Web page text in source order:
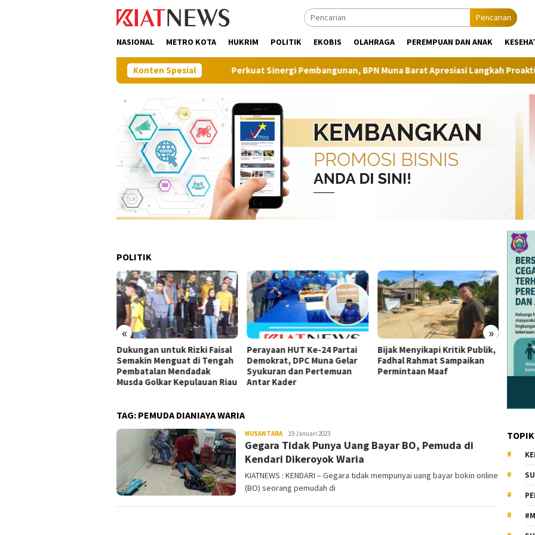
Pencarian
NASIONAL METRO KOTA HUKRIM POLITIK EKOBIS OLAHRAGA PEREMPUAN DAN ANAK
Konten SpesialPerkuat Sinergi Pembangunan, BPN Muna Barat Apresiasi Langkah Proaktif Dinas
POLITIK
« »
Dukungan untuk Rizki Faisal
Semakin Menguat di Tengah
Pembatalan Mendadak
Musda Golkar Kepulauan Riau
Perayaan HUT Ke-24 Partai
Demokrat, DPC Muna Gelar
Syukuran dan Pertemuan
Antar Kader
Bijak Menyikapi Kritik Publik,
Fadhal Rahmat Sampaikan
Permintaan Maaf
DPP
TAG: PEMUDA DIANIAYA WARIA
NUSANTARA KiatNews.co.id
19 Januari 2023
Gegara Tidak Punya Uang Bayar BO, Pemuda di
Kendari Dikeroyok Waria
KIATNEWS : KENDARI – Gegara tidak mempunyai uang bayar bokin online
(BO) seorang pemudah di